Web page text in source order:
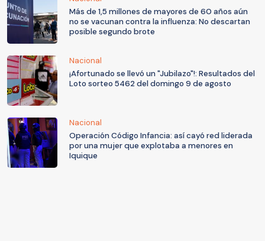
Más de 1,5 millones de mayores de 60 años aún
no se vacunan contra la influenza: No descartan
posible segundo brote
Nacional
¡Afortunado se llevó un "Jubilazo"!: Resultados del
Loto sorteo 5462 del domingo 9 de agosto
Nacional
Operación Código Infancia: así cayó red liderada
por una mujer que explotaba a menores en
Iquique